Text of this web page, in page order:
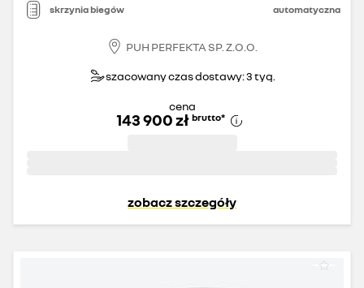
skrzynia biegów automatyczna
PUH PERFEKTA SP. Z.O.O.
szacowany czas dostawy: 3 tyg.
cena
143 900 zł brutto*
zobacz szczegóły